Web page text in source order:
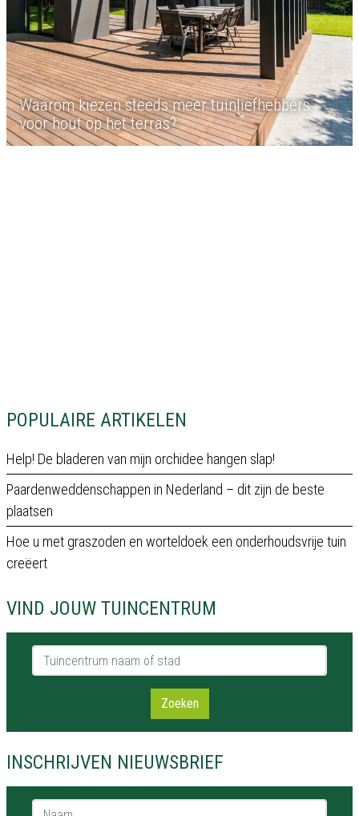
POPULAIRE ARTIKELEN
Help! De bladeren van mijn orchidee hangen slap!
Paardenweddenschappen in Nederland – dit zijn de beste
plaatsen
Hoe u met graszoden en worteldoek een onderhoudsvrije tuin
creëert
VIND JOUW TUINCENTRUM
Tuincentrum naam of stad
Zoeken
INSCHRIJVEN NIEUWSBRIEF
Naam *
Waarom kiezen steeds meer tuinliefhebbers
voor hout op het terras?